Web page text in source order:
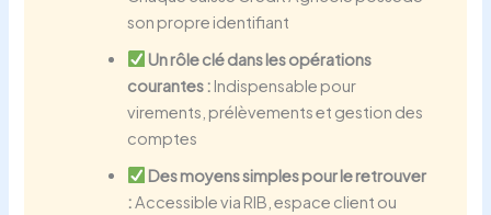
son propre identifiant
Un rôle clé dans les opérations
courantes : Indispensable pour
virements, prélèvements et gestion des
comptes
Des moyens simples pour le retrouver
:Accessible via RIB, espace client ou